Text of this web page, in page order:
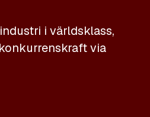
i världsklass,
via